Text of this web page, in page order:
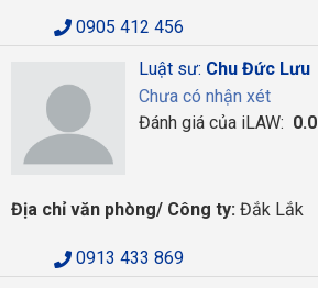
0905 412 456
Luật sư: Chu Đức Lưu
Chưa có nhận xét
Đánh giá của iLAW: 0.0
Địa chỉ văn phòng/ Công ty: Đắk Lắk
0913 433 869